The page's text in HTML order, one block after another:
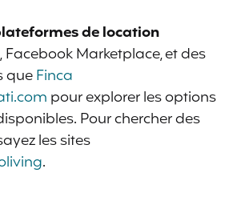
de location
Marketplace, et des
queFinca
pour explorer les options
Pour chercher des
les sites
.